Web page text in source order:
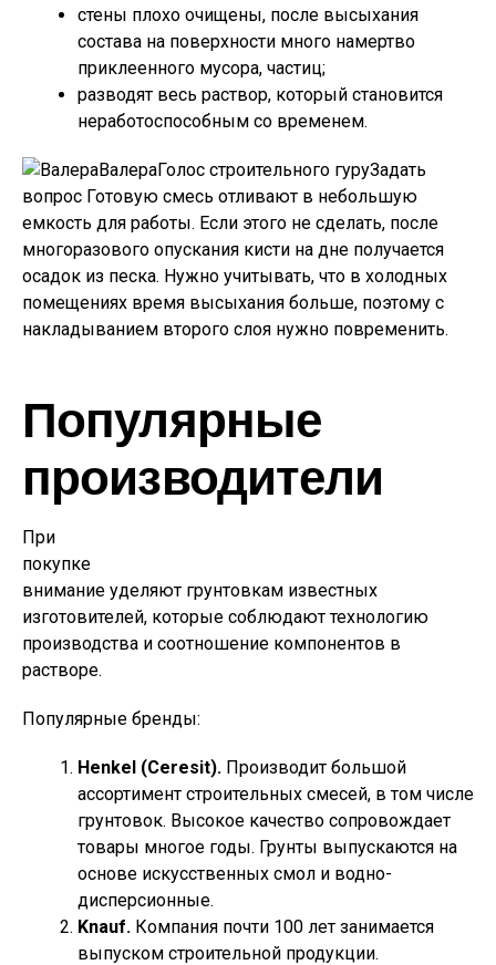
стены плохо очищены, после высыхания
состава на поверхности много намертво
приклеенного мусора, частиц;
разводят весь раствор, который становится
неработоспособным со временем.
ВалераГолос строительного гуруЗадать
вопрос Готовую смесь отливают в небольшую
емкость для работы. Если этого не сделать, после
многоразового опускания кисти на дне получается
осадок из песка. Нужно учитывать, что в холодных
помещениях время высыхания больше, поэтому с
накладыванием второго слоя нужно повременить.
Популярные
производители
При
покупке
внимание уделяют грунтовкам известных
изготовителей, которые соблюдают технологию
производства и соотношение компонентов в
растворе.
Популярные бренды:
Henkel (Ceresit). Производит большой
ассортимент строительных смесей, в том числе
грунтовок. Высокое качество сопровождает
товары многое годы. Грунты выпускаются на
основе искусственных смол и водно-
дисперсионные.
Knauf. Компания почти 100 лет занимается
выпуском строительной продукции.